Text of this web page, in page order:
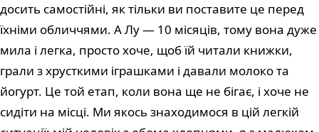
досить самостійні, як тільки ви поставите це перед
їхніми обличчями. А Лу — 10 місяців, тому вона дуже
мила і легка, просто хоче, щоб їй читали книжки,
грали з хрусткими іграшками і давали молоко та
йогурт. Це той етап, коли вона ще не бігає, і хоче не
сидіти на місці. Ми якось знаходимося в цій легкій